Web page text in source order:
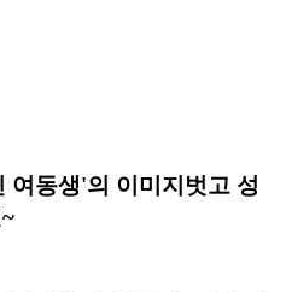
여동생'의 이미지벗고 성